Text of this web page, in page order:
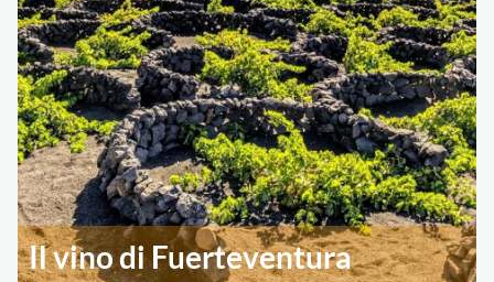
Il vino di Fuerteventura